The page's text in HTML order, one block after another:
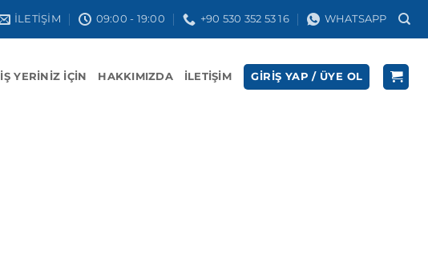
İLETIŞIM 09:00 - 19:00 +90 530 352 53 16 WHATSAPP
İŞ YERINIZ İÇIN HAKKIMIZDA İLETIŞIM GIRIŞ YAP / ÜYE OL